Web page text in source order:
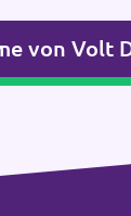
von Volt